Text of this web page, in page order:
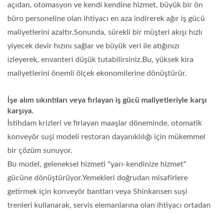
açıdan, otomasyon ve kendi kendine hizmet, büyük bir ön
büro personeline olan ihtiyacı en aza indirerek ağır iş gücü
maliyetlerini azaltır.Sonunda, sürekli bir müşteri akışı hızlı
yiyecek devir hızını sağlar ve büyük veri ile atığınızı
izleyerek, envanteri düşük tutabilirsiniz.Bu, yüksek kira
maliyetlerini önemli ölçek ekonomilerine dönüştürür.
İşe alım sıkıntıları veya fırlayan iş gücü maliyetleriyle karşı
karşıya.
İstihdam krizleri ve fırlayan maaşlar döneminde, otomatik
konveyör suşi modeli restoran dayanıklılığı için mükemmel
bir çözüm sunuyor.
Bu model, geleneksel hizmeti "yarı-kendinize hizmet"
gücüne dönüştürüyor.Yemekleri doğrudan misafirlere
getirmek için konveyör bantları veya Shinkansen suşi
trenleri kullanarak, servis elemanlarına olan ihtiyacı ortadan